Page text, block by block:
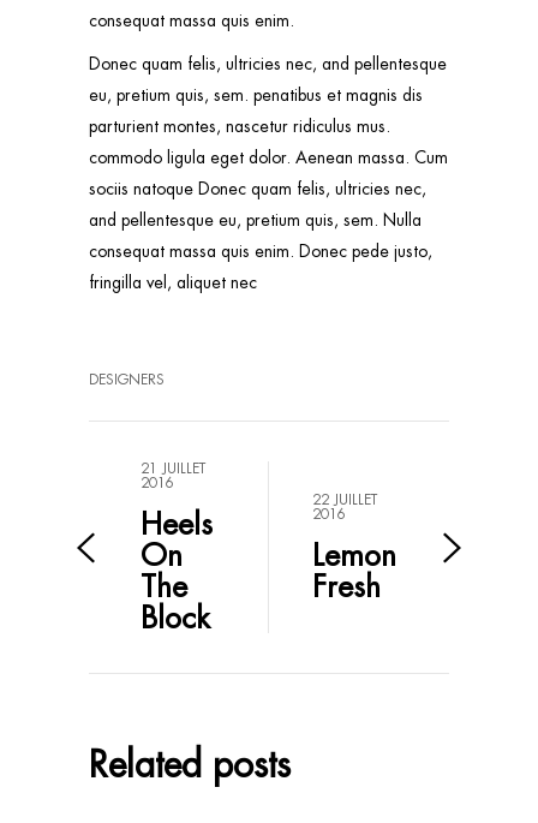
consequat massa quis enim.
Donec quam felis, ultricies nec, and pellentesque
eu, pretium quis, sem. penatibus et magnis dis
parturient montes, nascetur ridiculus mus.
commodo ligula eget dolor. Aenean massa. Cum
sociis natoque Donec quam felis, ultricies nec,
and pellentesque eu, pretium quis, sem. Nulla
consequat massa quis enim. Donec pede justo,
fringilla vel, aliquet nec
DESIGNERS
21 JUILLET
2016
Heels
On
The
Block
22 JUILLET
2016
Lemon
Fresh
Related posts